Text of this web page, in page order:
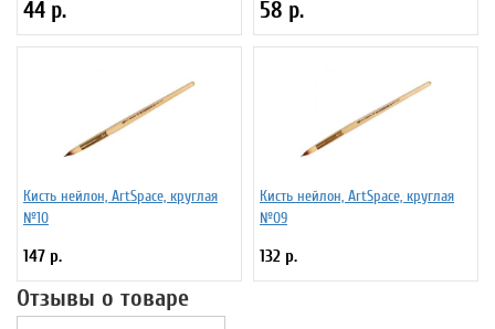
44 р. 58 р.
Кисть нейлон, ArtSpace, круглая
№10
147 р.
Кисть нейлон, ArtSpace, круглая
№09
132 р.
Отзывы о товаре